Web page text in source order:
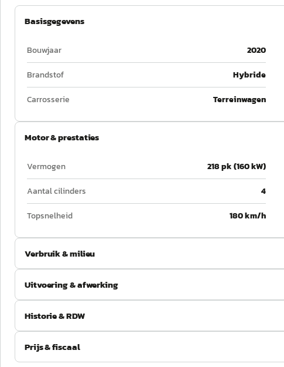
Basisgegevens
Bouwjaar 2020
Brandstof
Hybride
Carrosserie
Terreinwagen
Motor & prestaties
Vermogen 218 pk (160 kW)
Aantal cilinders
4
Topsnelheid
180 km/h
Verbruik & milieu
Uitvoering & afwerking
Historie & RDW
Prijs & fiscaal